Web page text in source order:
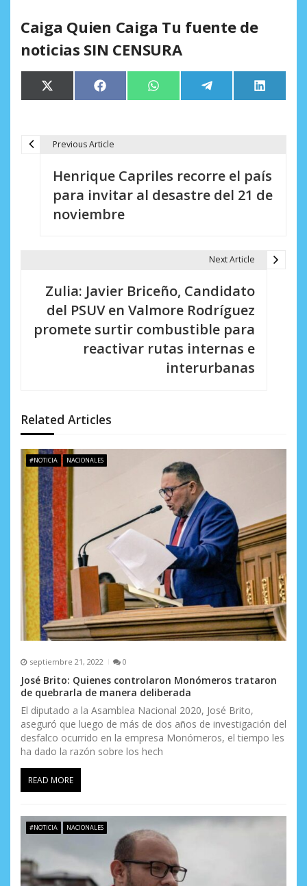
Caiga Quien Caiga Tu fuente de
noticias SIN CENSURA
Compartir
en
X
(Twitter)
Compartir
en
Facebook Compartir
en
WhatsApp Compartir
en
Telegram
en
LinkedIn
e
e
n
t
r
a
d
a
s
Previous Article
Henrique Capriles recorre el país
para invitar al desastre del 21 de
noviembre
Next Article
Zulia: Javier Briceño, Candidato
del PSUV en Valmore Rodríguez
promete surtir combustible para
reactivar rutas internas e
interurbanas
Related Articles
#NOTICIA NACIONALES
septiembre 21, 2022 0
José Brito: Quienes controlaron Monómeros trataron
de quebrarla de manera deliberada
El diputado a la Asamblea Nacional 2020, José Brito,
aseguró que luego de más de dos años de investigación del
desfalco ocurrido en la empresa Monómeros, el tiempo les
ha dado la razón sobre los hech
READ MORE
#NOTICIA NACIONALES